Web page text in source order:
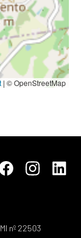
| © OpenStreetMap
nº 22503